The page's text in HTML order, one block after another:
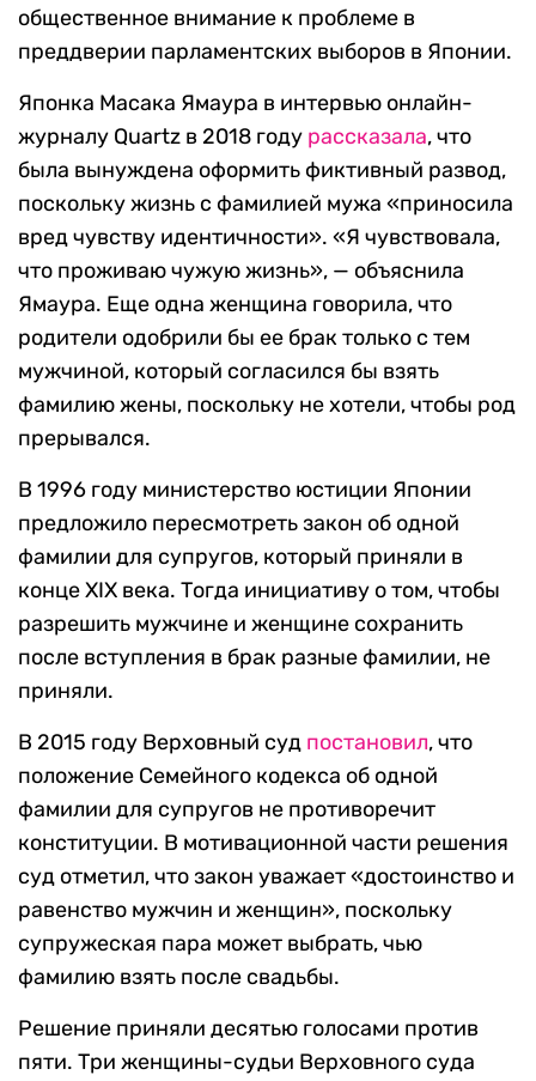
общественное внимание к проблеме в
преддверии парламентских выборов в Японии.
Японка Масака Ямаура в интервью онлайн-
журналу Quartz в 2018 году рассказала, что
была вынуждена оформить фиктивный развод,
поскольку жизнь с фамилией мужа «приносила
вред чувству идентичности». «Я чувствовала,
что проживаю чужую жизнь», — объяснила
Ямаура. Еще одна женщина говорила, что
родители одобрили бы ее брак только с тем
мужчиной, который согласился бы взять
фамилию жены, поскольку не хотели, чтобы род
прерывался.
В 1996 году министерство юстиции Японии
предложило пересмотреть закон об одной
фамилии для супругов, который приняли в
конце XIX века. Тогда инициативу о том, чтобы
разрешить мужчине и женщине сохранить
после вступления в брак разные фамилии, не
приняли.
В 2015 году Верховный суд постановил, что
положение Семейного кодекса об одной
фамилии для супругов не противоречит
конституции. В мотивационной части решения
суд отметил, что закон уважает «достоинство и
равенство мужчин и женщин», поскольку
супружеская пара может выбрать, чью
фамилию взять после свадьбы.
Решение приняли десятью голосами против
пяти. Три женщины-судьи Верховного суда